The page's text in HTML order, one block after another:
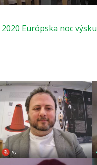
2020 Európska noc